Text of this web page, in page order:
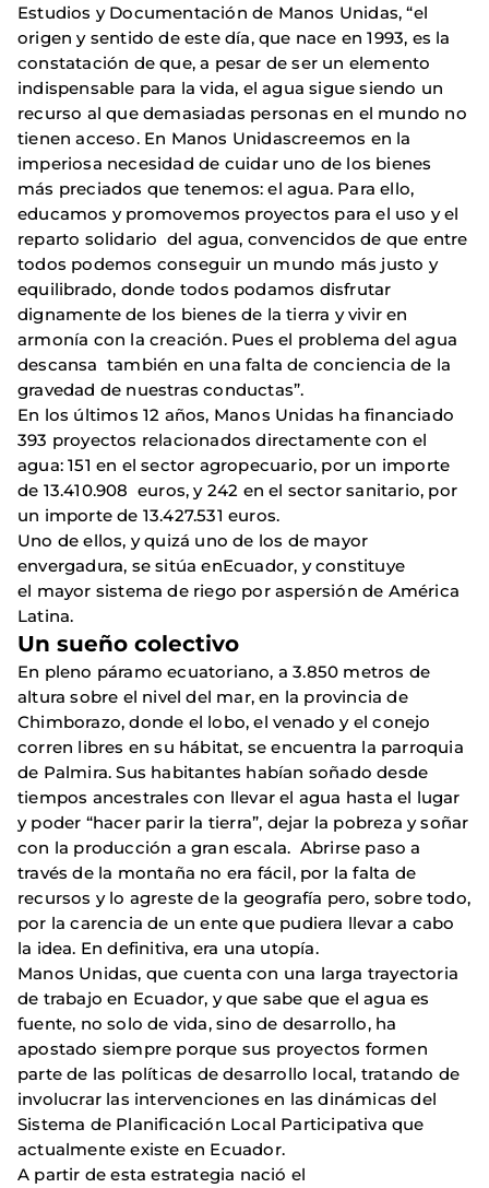
Estudios y Documentación de Manos Unidas, “el
origen y sentido de este día, que nace en 1993, es la
constatación de que, a pesar de ser un elemento
indispensable para la vida, el agua sigue siendo un
recurso al que demasiadas personas en el mundo no
tienen acceso. En Manos Unidascreemos en la
imperiosa necesidad de cuidar uno de los bienes
más preciados que tenemos: el agua. Para ello,
educamos y promovemos proyectos para el uso y el
reparto solidario del agua, convencidos de que entre
todos podemos conseguir un mundo más justo y
equilibrado, donde todos podamos disfrutar
dignamente de los bienes de la tierra y vivir en
armonía con la creación. Pues el problema del agua
descansa también en una falta de conciencia de la
gravedad de nuestras conductas”.
En los últimos 12 años, Manos Unidas ha financiado
393 proyectos relacionados directamente con el
agua: 151 en el sector agropecuario, por un importe
de 13.410.908 euros, y 242 en el sector sanitario, por
un importe de 13.427.531 euros.
Uno de ellos, y quizá uno de los de mayor
envergadura, se sitúa enEcuador, y constituye
el mayor sistema de riego por aspersión de América
Latina.
Un sueño colectivo
En pleno páramo ecuatoriano, a 3.850 metros de
altura sobre el nivel del mar, en la provincia de
Chimborazo, donde el lobo, el venado y el conejo
corren libres en su hábitat, se encuentra la parroquia
de Palmira. Sus habitantes habían soñado desde
tiempos ancestrales con llevar el agua hasta el lugar
y poder “hacer parir la tierra”, dejar la pobreza y soñar
con la producción a gran escala. Abrirse paso a
través de la montaña no era fácil, por la falta de
recursos y lo agreste de la geografía pero, sobre todo,
por la carencia de un ente que pudiera llevar a cabo
la idea. En definitiva, era una utopía.
Manos Unidas, que cuenta con una larga trayectoria
de trabajo en Ecuador, y que sabe que el agua es
fuente, no solo de vida, sino de desarrollo, ha
apostado siempre porque sus proyectos formen
parte de las políticas de desarrollo local, tratando de
involucrar las intervenciones en las dinámicas del
Sistema de Planificación Local Participativa que
actualmente existe en Ecuador.
A partir de esta estrategia nació el